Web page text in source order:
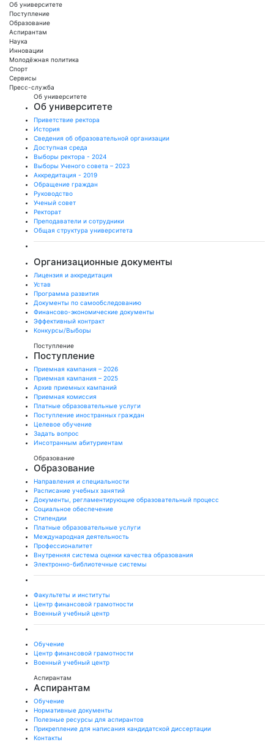
Об университете
Поступление
Образование
Аспирантам
Наука
Инновации
Молодёжная политика
Спорт
Сервисы
Пресс-служба
Об университете
Об университете
Приветствие ректора
История
Сведения об образовательной организации
Доступная среда
Выборы ректора - 2024
Выборы Ученого совета – 2023
Аккредитация - 2019
Обращение граждан
Руководство
Ученый совет
Ректорат
Преподаватели и сотрудники
Общая структура университета
Организационные документы
Лицензия и аккредитация
Устав
Программа развития
Документы по самообследованию
Финансово-экономические документы
Эффективный контракт
Конкурсы/Выборы
Поступление
Поступление
Приемная кампания – 2026
Приемная кампания – 2025
Архив приемных кампаний
Приемная комиссия
Платные образовательные услуги
Поступление иностранных граждан
Целевое обучение
Задать вопрос
Инсотранным абитуриентам
Образование
Образование
Направления и специальности
Расписание учебных занятий
Документы, регламентирующие образовательный процесс
Социальное обеспечение
Стипендии
Платные образовательные услуги
Международная деятельность
Профессионалитет
Внутренняя система оценки качества образования
Электронно-библиотечные системы
Факультеты и институты
Центр финансовой грамотности
Военный учебный центр
Обучение
Центр финансовой грамотности
Военный учебный центр
Аспирантам
Аспирантам
Обучение
Нормативные документы
Полезные ресурсы для аспирантов
Прикрепление для написания кандидатской диссертации
Контакты